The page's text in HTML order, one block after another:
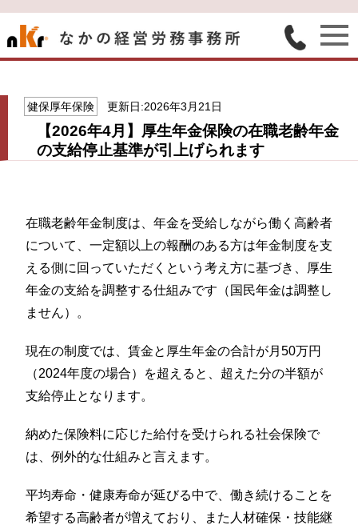
健保厚年保険 更新日:2026年3月21日
【2026年4月】厚生年金保険の在職老齢年金
の支給停止基準が引上げられます
在職老齢年金制度は、年金を受給しながら働く高齢者
について、一定額以上の報酬のある方は年金制度を支
える側に回っていただくという考え方に基づき、厚生
年金の支給を調整する仕組みです（国民年金は調整し
ません）。
現在の制度では、賃金と厚生年金の合計が月50万円
（2024年度の場合）を超えると、超えた分の半額が
支給停止となります。
納めた保険料に応じた給付を受けられる社会保険で
は、例外的な仕組みと言えます。
平均寿命・健康寿命が延びる中で、働き続けることを
希望する高齢者が増えており、また人材確保・技能継